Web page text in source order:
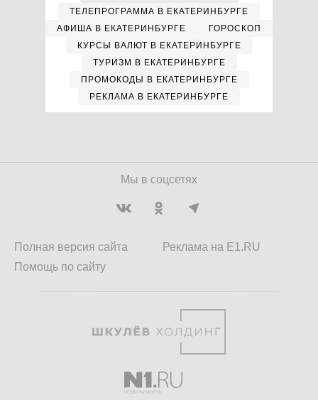
ТЕЛЕПРОГРАММА В ЕКАТЕРИНБУРГЕ
АФИША В ЕКАТЕРИНБУРГЕ
ГОРОСКОП
КУРСЫ ВАЛЮТ В ЕКАТЕРИНБУРГЕ
ТУРИЗМ В ЕКАТЕРИНБУРГЕ
ПРОМОКОДЫ В ЕКАТЕРИНБУРГЕ
РЕКЛАМА В ЕКАТЕРИНБУРГЕ
Мы в соцсетях
Полная версия сайта
Помощь по сайту
Реклама на E1.RU